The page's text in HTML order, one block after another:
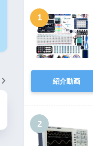
1
紹介動画
2